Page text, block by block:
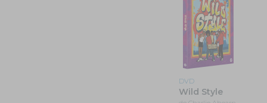
DVD
Wild Style